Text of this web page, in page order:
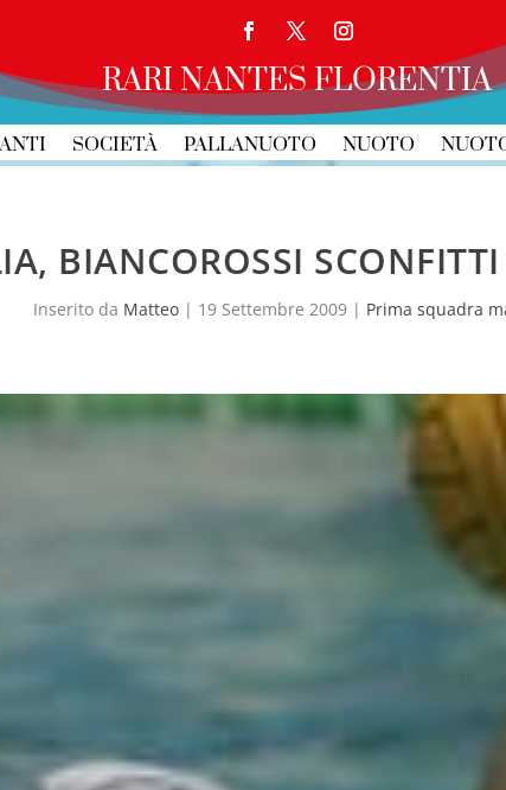
RARI NANTES FLORENTIA
SOCIETÀ PALLANUOTO NUOTO
BIANCOROSSI
Inserito da Matteo | 19 Settembre 2009 | Prima squadra